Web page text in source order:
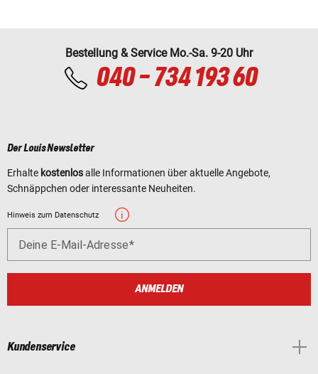
Bestellung & Service Mo.-Sa. 9-20 Uhr
040 - 734 193 60
Der Louis Newsletter
Erhalte kostenlosalle Informationen über aktuelle Angebote,
Schnäppchen oder interessante Neuheiten.
Hinweis zum Datenschutz
Deine E-Mail-Adresse
ANMELDEN
Kundenservice